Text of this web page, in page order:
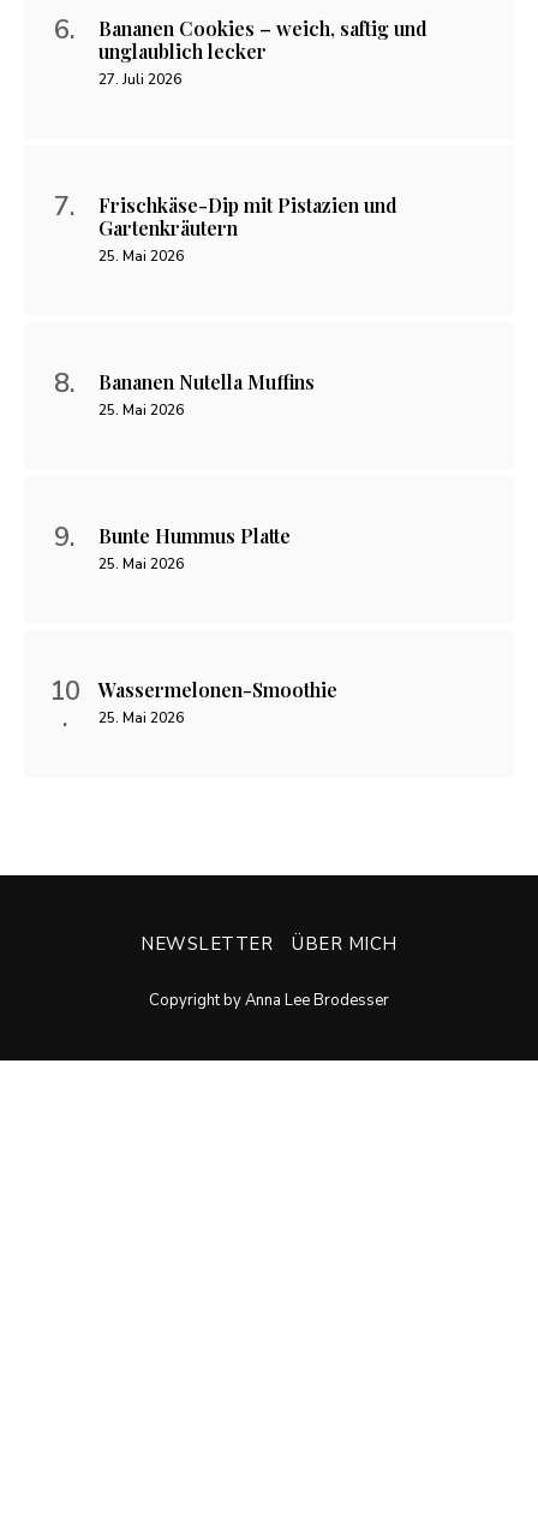
Bananen Cookies – weich, saftig und
unglaublich lecker
27. Juli 2026
Frischkäse-Dip mit Pistazien und
Gartenkräutern
25. Mai 2026
Bananen Nutella Muffins
25. Mai 2026
Bunte Hummus Platte
25. Mai 2026
Wassermelonen-Smoothie
25. Mai 2026
NEWSLETTER ÜBER MICH
Copyright by Anna Lee Brodesser